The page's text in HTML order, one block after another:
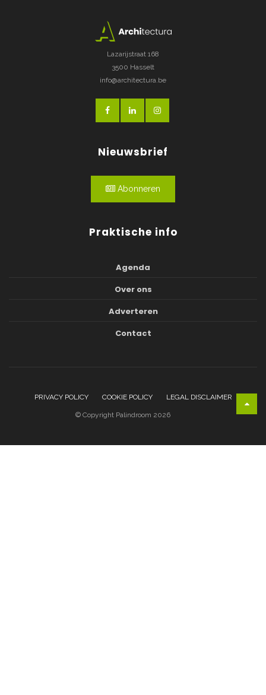
Lazarijstraat 168
3500 Hasselt
info@architectura.be
Nieuwsbrief
Abonneren
Praktische info
Agenda
Over ons
Adverteren
Contact
PRIVACY POLICY COOKIE POLICY LEGAL DISCLAIMER
© Copyright Palindroom 2026